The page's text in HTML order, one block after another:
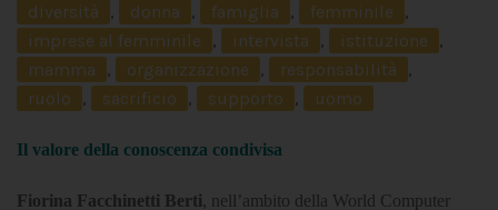
diversità
, donna , famiglia , femminile
,
imprese al femminile
, intervista , istituzione
,
mamma
, organizzazione , responsabilità
,
ruolo
, sacrificio , supporto , uomo
Il valore della conoscenza condivisa
Fiorina Facchinetti Berti, nell’ambito della World Computer